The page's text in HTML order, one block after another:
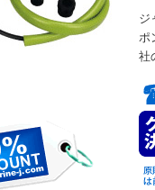
ジ
ポ
社